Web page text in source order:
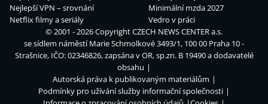
Nejlepší VPN – srovnání
Netflix filmy a seriály
Minimální mzda 2027
Vedro v práci
© 2001 - 2026 CopyrightCZECH NEWS CENTER a.s.
se sídlem náměstí Marie Schmolkové 3493/1, 100 00 Praha 10 -
Strašnice, IČO: 02346826, zapsána v OR, sp.zn. B 19490 a dodavatelé
obsahu
Autorská práva k publikovaným materiálům
Podmínky pro užívání služby informační společnosti